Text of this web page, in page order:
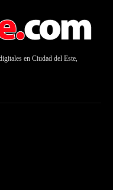
en Ciudad del Este,